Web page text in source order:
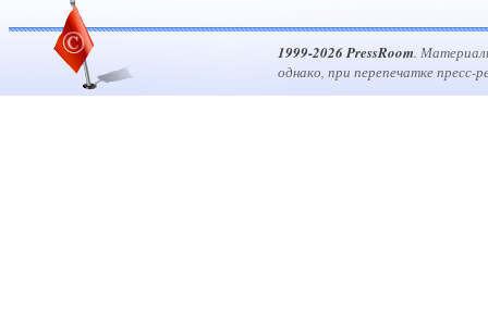
1999-2026 PressRoom.
однако, при перепечатке пресс-